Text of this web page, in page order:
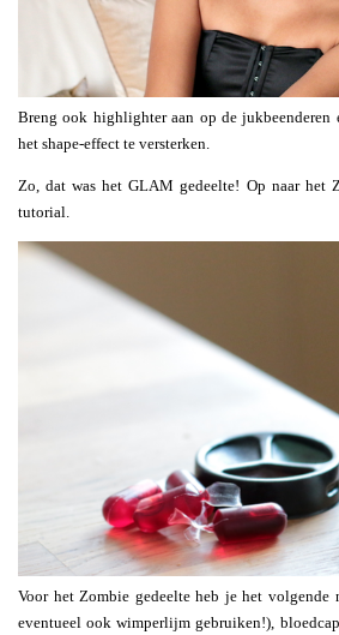
Breng ook highlighter aan op de jukbeenderen
het shape-effect te versterken.
Zo, dat was het GLAM gedeelte! Op naar het
tutorial.
Voor het Zombie gedeelte heb je het
eventueel ook wimperlijm gebruiken!),